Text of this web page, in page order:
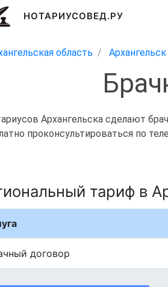
НОТАРИУСОВЕД.РУ
область Архангельск
Архангельска сделают
проконсультироваться по
тариф в
договор